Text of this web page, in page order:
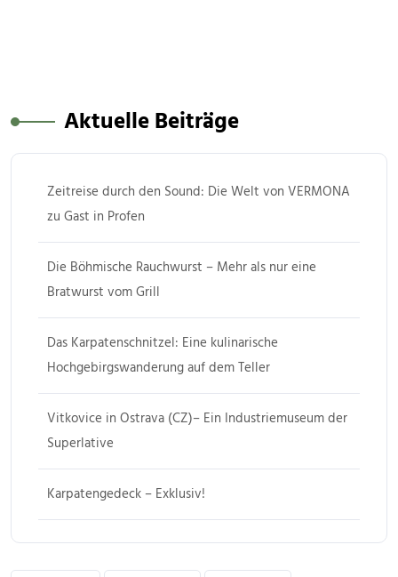
Aktuelle Beiträge
Zeitreise durch den Sound: Die Welt von VERMONA
zu Gast in Profen
Die Böhmische Rauchwurst – Mehr als nur eine
Bratwurst vom Grill
Das Karpatenschnitzel: Eine kulinarische
Hochgebirgswanderung auf dem Teller
Vitkovice in Ostrava (CZ)– Ein Industriemuseum der
Superlative
Karpatengedeck – Exklusiv!